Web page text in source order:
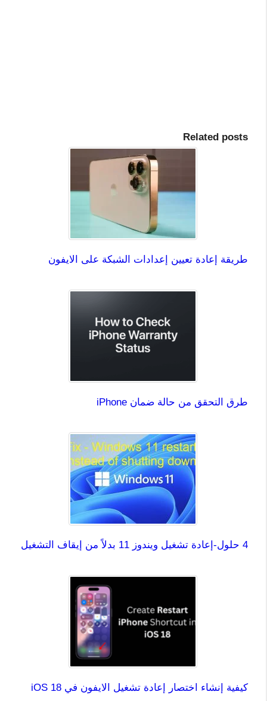
Related posts
طريقة إعادة تعيين إعدادات الشبكة على الايفون
طرق التحقق من حالة ضمان iPhone
4 حلول-إعادة تشغيل ويندوز 11 بدلاً من إيقاف التشغيل
كيفية إنشاء اختصار إعادة تشغيل الايفون في iOS 18